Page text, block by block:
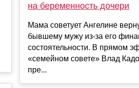
на беременность дочери
Мама советует Ангелине
бывшему мужу из-за его
состоятельности. В прямом
«семейном совете» Влад
пре...